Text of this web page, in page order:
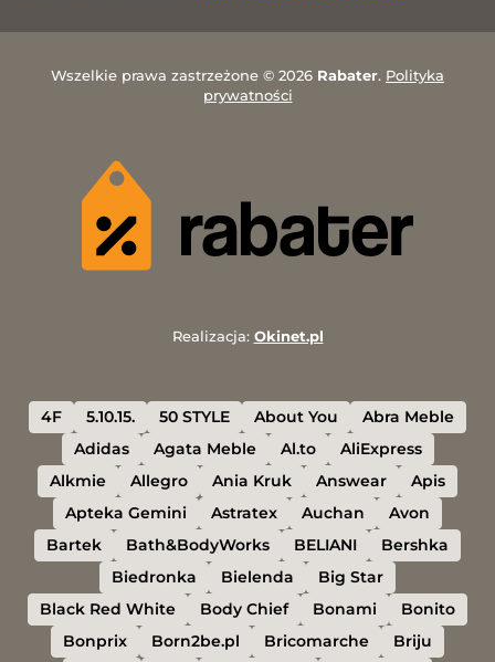
Wszelkie prawa zastrzeżone © 2026 Rabater. Polityka
prywatności
Realizacja: Okinet.pl
4F 5.10.15. 50 STYLE About You
Abra Meble
Adidas
Agata Meble Al.to
AliExpress
Alkmie
Allegro Ania Kruk Answear
Apis
Apteka Gemini
Astratex Auchan
Avon
Bartek
Bath&BodyWorks BELIANI
Bershka
Biedronka
Bielenda
Big Star
Black Red White
Body Chief Bonami
Bonito
Bonprix
Born2be.pl Bricomarche Briju